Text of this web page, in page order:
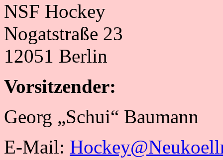
NSF Hockey
Nogatstraße 23
12051 Berlin
Vorsitzender:
Georg „Schui“ Baumann
E-Mail: